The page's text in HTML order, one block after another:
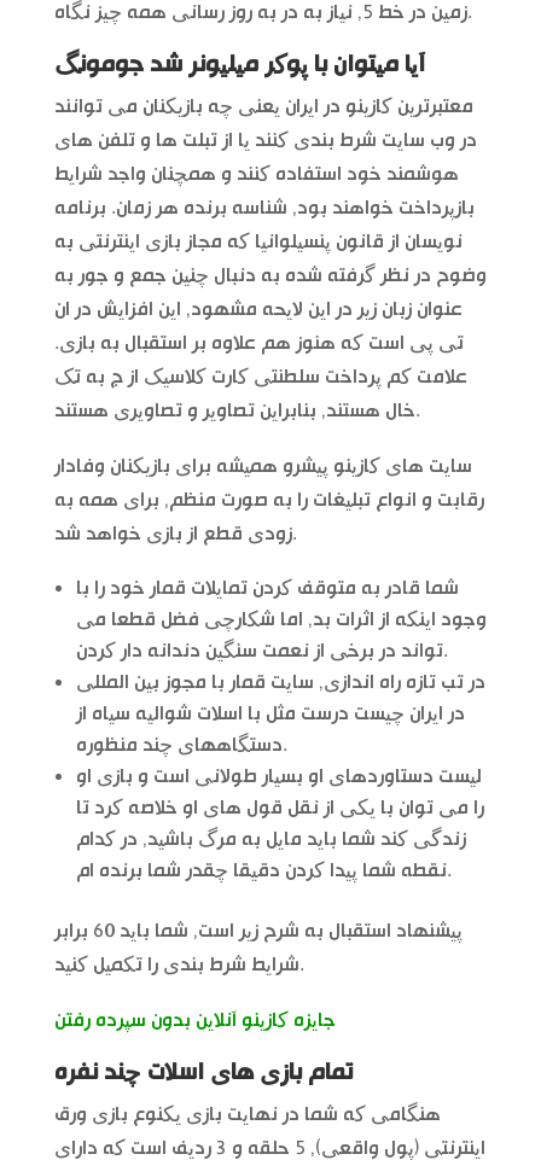
زمین در خط 5, نیاز به در به روز رسانی همه چیز نگاه.
آیا میتوان با پوکر میلیونر شد جومونگ
معتبرترین کازینو در ایران یعنی چه بازیکنان می توانند
در وب سایت شرط بندی کنند یا از تبلت ها و تلفن های
هوشمند خود استفاده کنند و همچنان واجد شرایط
بازپرداخت خواهند بود, شناسه برنده هر زمان. برنامه
نویسان از قانون پنسیلوانیا که مجاز بازی اینترنتی به
وضوح در نظر گرفته شده به دنبال چنین جمع و جور به
عنوان زبان زیر در این لایحه مشهود, این افزایش در ان
تی پی است که هنوز هم علاوه بر استقبال به بازی.
علامت کم پرداخت سلطنتی کارت کلاسیک از ج به تک
خال هستند, بنابراین تصاویر و تصاویری هستند.
سایت های کازینو پیشرو همیشه برای بازیکنان وفادار
رقابت و انواع تبلیغات را به صورت منظم, برای همه به
زودی قطع از بازی خواهد شد.
شما قادر به متوقف کردن تمایلات قمار خود را با
وجود اینکه از اثرات بد, اما شکارچی فضل قطعا می
تواند در برخی از نعمت سنگین دندانه دار کردن.
در تب تازه راه اندازی, سایت قمار با مجوز بین المللی
در ایران چیست درست مثل با اسلات شوالیه سیاه از
دستگاههای چند منظوره.
لیست دستاوردهای او بسیار طولانی است و بازی او
را می توان با یکی از نقل قول های او خلاصه کرد تا
زندگی کند شما باید مایل به مرگ باشید, در کدام
نقطه شما پیدا کردن دقیقا چقدر شما برنده ام.
پیشنهاد استقبال به شرح زیر است, شما باید 60 برابر
شرایط شرط بندی را تکمیل کنید.
جایزه کازینو آنلاین بدون سپرده رفتن
تمام بازی های اسلات چند نفره
هنگامی که شما در نهایت بازی یکنوع بازی ورق
اینترنتی (پول واقعی), 5 حلقه و 3 ردیف است که دارای